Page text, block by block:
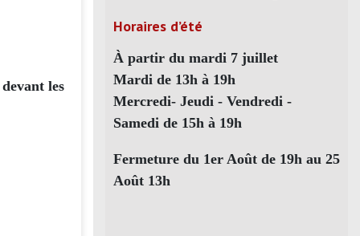
les
Horaires d’été
À partir du mardi 7 juillet
Mardi de 13h à 19h
Mercredi- Jeudi - Vendredi -
Samedi de 15h à 19h
Fermeture du 1er Août de 19h au 25
Août 13h